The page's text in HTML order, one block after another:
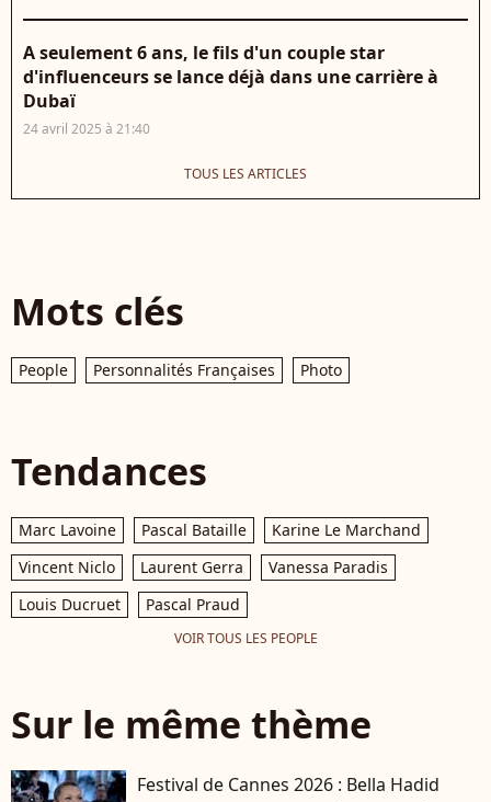
A seulement 6 ans, le fils d'un couple star
d'influenceurs se lance déjà dans une carrière à
Dubaï
24 avril 2025 à 21:40
TOUS LES ARTICLES
Mots clés
People Personnalités Françaises Photo
Tendances
Marc Lavoine Pascal Bataille
Karine Le Marchand
Vincent Niclo
Laurent Gerra
Vanessa Paradis
Louis Ducruet
Pascal Praud
VOIR TOUS LES PEOPLE
Sur le même thème
Festival de Cannes 2026 : Bella Hadid